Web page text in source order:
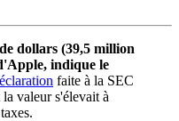
dollars (39,5 million
indique le
faite à la SEC
valeur s'élevait à